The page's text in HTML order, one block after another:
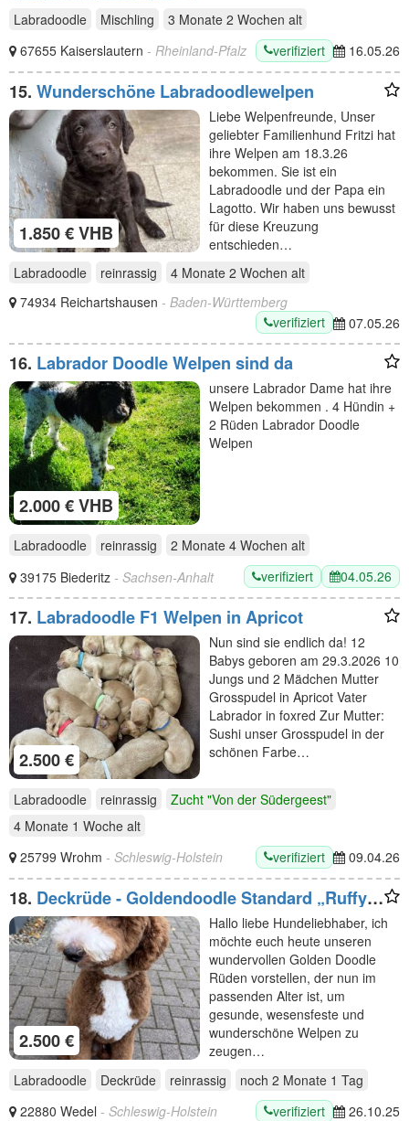
Labradoodle
Mischling 3 Monate 2 Wochen alt
67655 Kaiserslautern - Rheinland-Pfalz verifiziert 16.05.26
15. Wunderschöne Labradoodlewelpen
1.850 € VHB
Liebe Welpenfreunde, Unser
geliebter Familienhund Fritzi hat
ihre Welpen am 18.3.26
bekommen. Sie ist ein
Labradoodle und der Papa ein
Lagotto. Wir haben uns bewusst
für diese Kreuzung
entschieden…
Labradoodle
reinrassig 4 Monate 2 Wochen alt
74934 Reichartshausen - Baden-Württemberg
verifiziert
07.05.26
16. Labrador Doodle Welpen sind da
2.000 € VHB
unsere Labrador Dame hat ihre
Welpen bekommen . 4 Hündin +
2 Rüden Labrador Doodle
Welpen
Labradoodle reinrassig 2 Monate 4 Wochen alt
39175 Biederitz - Sachsen-Anhalt verifiziert 04.05.26
17. Labradoodle F1 Welpen in Apricot
2.500 €
Nun sind sie endlich da! 12
Babys geboren am 29.3.2026 10
Jungs und 2 Mädchen Mutter
Grosspudel in Apricot Vater
Labrador in foxred Zur Mutter:
Sushi unser Grosspudel in der
schönen Farbe…
Labradoodle reinrassig
Zucht "Von der Südergeest"
4 Monate 1 Woche alt
25799 Wrohm - Schleswig-Holstein verifiziert 09.04.26
18. Deckrüde - Goldendoodle Standard „Ruffy"
aus Kana- da sucht liebevolle Hündinnen'"
2.500 €
Hallo liebe Hundeliebhaber, ich
möchte euch heute unseren
wundervollen Golden Doodle
Rüden vorstellen, der nun im
passenden Alter ist, um
gesunde, wesensfeste und
wunderschöne Welpen zu
zeugen…
Labradoodle
Deckrüde reinrassig noch 2 Monate 1 Tag
22880 Wedel - Schleswig-Holstein verifiziert 26.10.25